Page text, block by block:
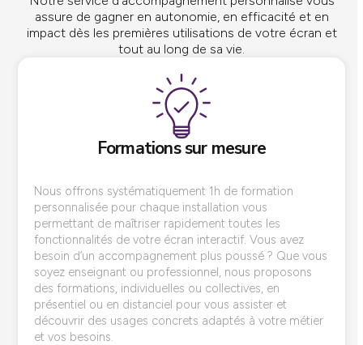
assure de gagner en autonomie, en efficacité et en
impact dès les premières utilisations de votre écran et
tout au long de sa vie.
Formations sur mesure
Nous offrons systématiquement 1h de formation
personnalisée pour chaque installation vous
permettant de maîtriser rapidement toutes les
fonctionnalités de votre écran interactif. Vous avez
besoin d’un accompagnement plus poussé ? Que vous
soyez enseignant ou professionnel, nous proposons
des formations, individuelles ou collectives, en
présentiel ou en distanciel pour vous assister et
découvrir des usages concrets adaptés à votre métier
et vos besoins.